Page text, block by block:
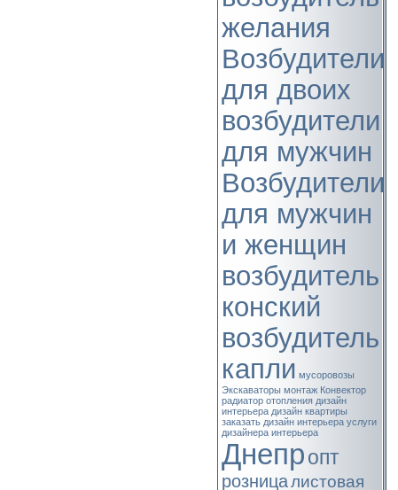
желания
Возбудители
для двоих
возбудители
для мужчин
Возбудители
для мужчин
и женщин
возбудитель
конский
возбудитель
капли мусоровозы
Экскаваторы монтаж Конвектор
радиатор отопления дизайн
интерьера дизайн квартиры
заказать дизайн интерьера услуги
дизайнера интерьера
Днепропт
розницалистовая